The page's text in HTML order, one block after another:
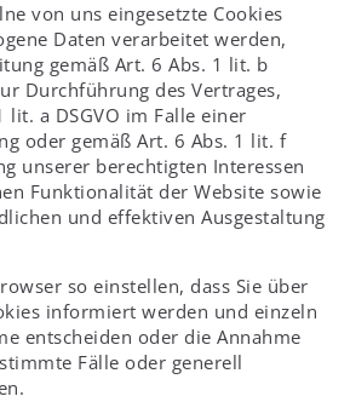
von uns eingesetzte Cookies
Daten verarbeitet werden,
gemäß Art. 6 Abs. 1 lit. b
Durchführung des Vertrages,
lit. a DSGVO im Falle einer
oder gemäß Art. 6 Abs. 1 lit. f
unserer berechtigten Interessen
Funktionalität der Website sowie
und effektiven Ausgestaltung
so einstellen, dass Sie über
informiert werden und einzeln
entscheiden oder die Annahme
Fälle oder generell